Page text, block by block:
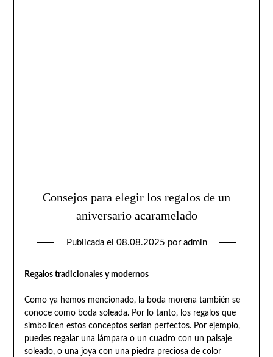
Consejos para elegir los regalos de un
aniversario acaramelado
Publicada el 08.08.2025 por admin
Regalos tradicionales y modernos
Como ya hemos mencionado, la boda morena también se
conoce como boda soleada. Por lo tanto, los regalos que
simbolicen estos conceptos serían perfectos. Por ejemplo,
puedes regalar una lámpara o un cuadro con un paisaje
soleado, o una joya con una piedra preciosa de color